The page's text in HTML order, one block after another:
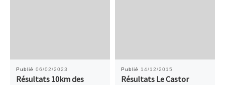
Publié 06/02/2023
Résultats 10km des
Publié 14/12/2015
Résultats Le Castor